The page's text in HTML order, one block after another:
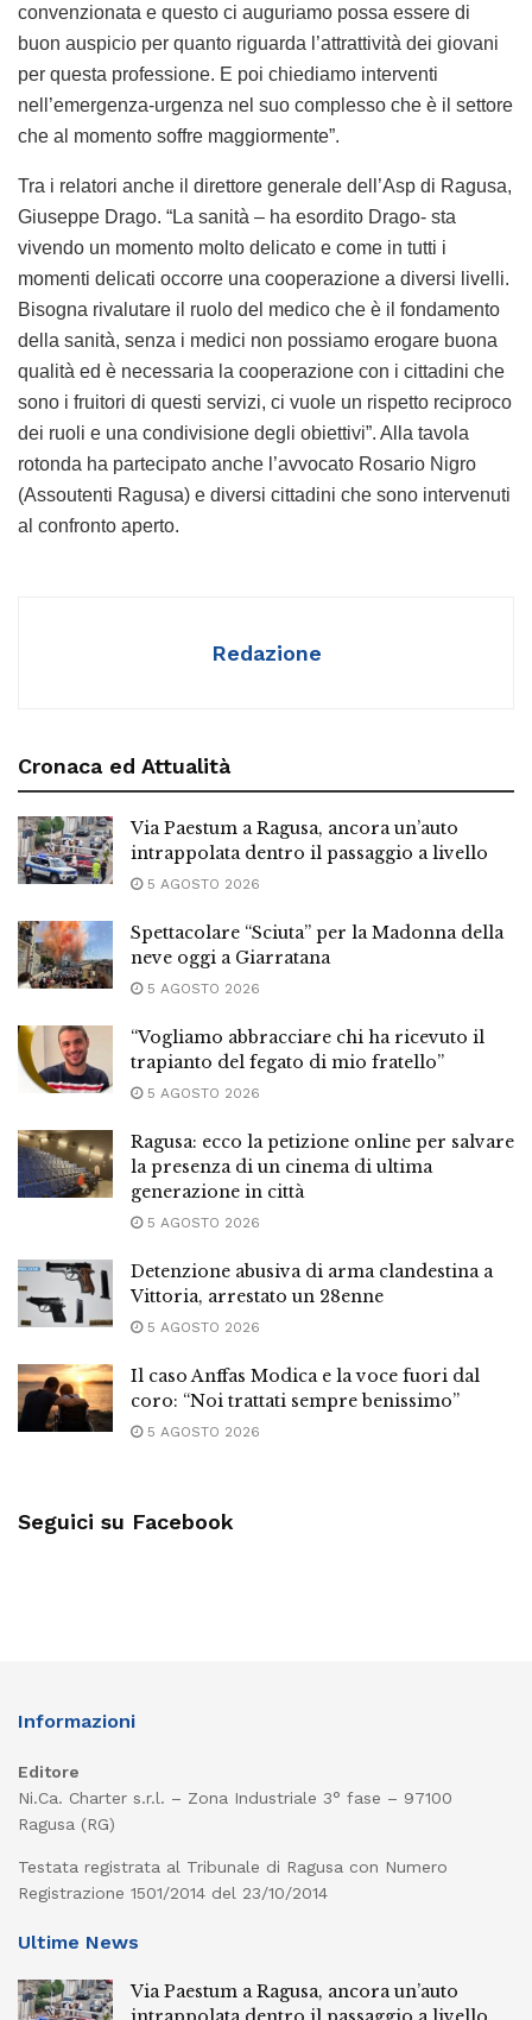
convenzionata e questo ci auguriamo possa essere di
buon auspicio per quanto riguarda l’attrattività dei giovani
per questa professione. E poi chiediamo interventi
nell’emergenza-urgenza nel suo complesso che è il settore
che al momento soffre maggiormente”.
Tra i relatori anche il direttore generale dell’Asp di Ragusa,
Giuseppe Drago. “La sanità – ha esordito Drago- sta
vivendo un momento molto delicato e come in tutti i
momenti delicati occorre una cooperazione a diversi livelli.
Bisogna rivalutare il ruolo del medico che è il fondamento
della sanità, senza i medici non possiamo erogare buona
qualità ed è necessaria la cooperazione con i cittadini che
sono i fruitori di questi servizi, ci vuole un rispetto reciproco
dei ruoli e una condivisione degli obiettivi”. Alla tavola
rotonda ha partecipato anche l’avvocato Rosario Nigro
(Assoutenti Ragusa) e diversi cittadini che sono intervenuti
al confronto aperto.
Redazione
Cronaca ed Attualità
Via Paestum a Ragusa, ancora un’auto
intrappolata dentro il passaggio a livello
5 AGOSTO 2026
Spettacolare “Sciuta” per la Madonna della
neve oggi a Giarratana
5 AGOSTO 2026
“Vogliamo abbracciare chi ha ricevuto il
trapianto del fegato di mio fratello”
5 AGOSTO 2026
Ragusa: ecco la petizione online per salvare
la presenza di un cinema di ultima
generazione in città
5 AGOSTO 2026
Detenzione abusiva di arma clandestina a
Vittoria, arrestato un 28enne
5 AGOSTO 2026
Il caso Anffas Modica e la voce fuori dal
coro: “Noi trattati sempre benissimo”
5 AGOSTO 2026
Seguici su Facebook
Informazioni
Editore
Ni.Ca. Charter s.r.l. – Zona Industriale 3° fase – 97100
Ragusa (RG)
Testata registrata al Tribunale di Ragusa con Numero
Registrazione 1501/2014 del 23/10/2014
Ultime News
Via Paestum a Ragusa, ancora un’auto